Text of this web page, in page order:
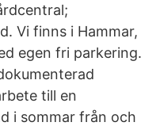
Vi finns i Hammar,
egen fri parkering.
till en
i sommar från och